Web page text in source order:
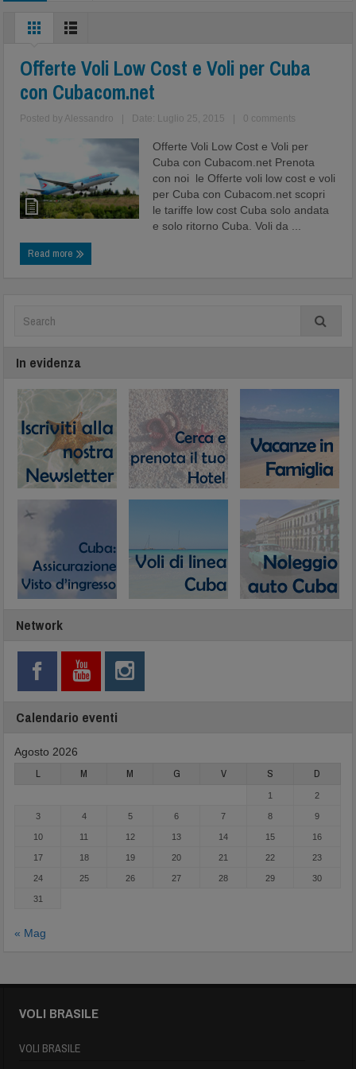
Offerte Voli Low Cost e Voli per Cuba
con Cubacom.net
Posted by Alessandro Date: Luglio 25, 2015 0 comments
Offerte Voli Low Cost e Voli per
Cuba con Cubacom.net Prenota
con noi le Offerte voli low cost e voli
per Cuba con Cubacom.net scopri
le tariffe low cost Cuba solo andata
e solo ritorno Cuba. Voli da ...
Read more
In evidenza
Network
Calendario eventi
Agosto 2026
L M M G V S D
1 2
3 4 5 6 7 8 9
10 11 12 13 14 15 16
17 18 19 20 21 22 23
24 25 26 27 28 29 30
31
« Mag
VOLI BRASILE
VOLI BRASILE